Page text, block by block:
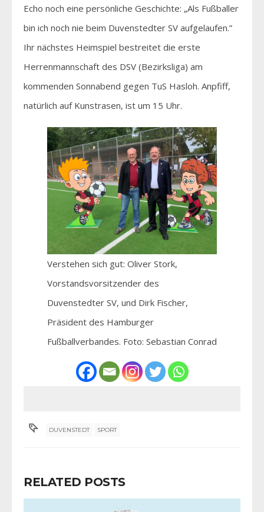
Echo noch eine persönliche Geschichte: „Als Fußballer
bin ich noch nie beim Duvenstedter SV aufgelaufen.”
Ihr nächstes Heimspiel bestreitet die erste
Herrenmannschaft des DSV (Bezirksliga) am
kommenden Sonnabend gegen TuS Hasloh. Anpfiff,
natürlich auf Kunstrasen, ist um 15 Uhr.
Verstehen sich gut: Oliver Stork,
Vorstandsvorsitzender des
Duvenstedter SV, und Dirk Fischer,
Präsident des Hamburger
Fußballverbandes. Foto: Sebastian Conrad
DUVENSTEDT SPORT
RELATED POSTS